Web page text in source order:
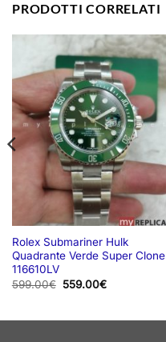
PRODOTTI CORRELATI
Rolex Submariner Hulk
Quadrante Verde Super Clone
116610LV
599.00€ Il
559.00€Il